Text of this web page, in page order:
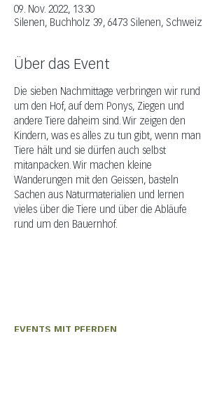
09. Nov. 2022, 13:30
Silenen, Buchholz 39, 6473 Silenen, Schweiz
Über das Event
Die sieben Nachmittage verbringen wir rund
um den Hof, auf dem Ponys, Ziegen und
andere Tiere daheim sind. Wir zeigen den
Kindern, was es alles zu tun gibt, wenn man
Tiere hält und sie dürfen auch selbst
mitanpacken. Wir machen kleine
Wanderungen mit den Geissen, basteln
Sachen aus Naturmaterialien und lernen
vieles über die Tiere und über die Abläufe
rund um den Bauernhof.
EVENTS MIT PFERDEN